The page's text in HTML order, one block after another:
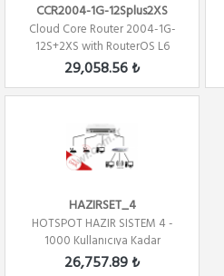
CCR2004-1G-12Splus2XS
Cloud Core Router 2004-1G-
12S+2XS with RouterOS L6
license Firew...
29,058.56 ₺
HAZIRSET_4
HOTSPOT HAZIR SISTEM 4 -
1000 Kullanıcıya Kadar
26,757.89 ₺